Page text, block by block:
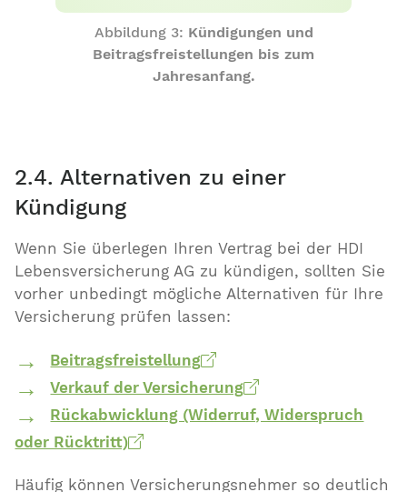
Abbildung 3: Kündigungen und
Beitragsfreistellungen bis zum
Jahresanfang.
2.4. Alternativen zu einer
Kündigung
Wenn Sie überlegen Ihren Vertrag bei der HDI
Lebensversicherung AG zu kündigen, sollten Sie
vorher unbedingt mögliche Alternativen für Ihre
Versicherung prüfen lassen:
Beitragsfreistellung
Verkauf der Versicherung
Rückabwicklung (Widerruf, Widerspruch
oder Rücktritt)
Häufig können Versicherungsnehmer so deutlich